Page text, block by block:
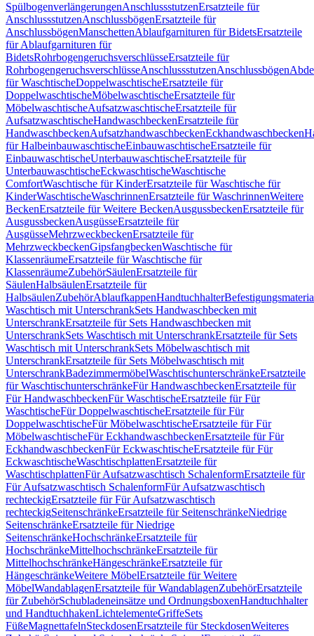
SpülbogenverlängerungenAnschlussstutzenErsatzteile für
AnschlussstutzenAnschlussbögenErsatzteile für
AnschlussbögenManschettenAblaufgarnituren für BidetsErsatzteile
für Ablaufgarnituren für
BidetsRohrbogengeruchsverschlüsseErsatzteile für
RohrbogengeruchsverschlüsseAnschlussstutzenAnschlussbögen
für WaschtischeDoppelwaschtischeErsatzteile für
DoppelwaschtischeMöbelwaschtischeErsatzteile für
MöbelwaschtischeAufsatzwaschtischeErsatzteile für
AufsatzwaschtischeHandwaschbeckenErsatzteile für
HandwaschbeckenAufsatzhandwaschbeckenEckhandwaschbecken
für HalbeinbauwaschtischeEinbauwaschtischeErsatzteile für
EinbauwaschtischeUnterbauwaschtischeErsatzteile für
UnterbauwaschtischeEckwaschtischeWaschtische
ComfortWaschtische für KinderErsatzteile für Waschtische für
KinderWaschtischeWaschrinnenErsatzteile für WaschrinnenWeitere
BeckenErsatzteile für Weitere BeckenAusgussbeckenErsatzteile für
AusgussbeckenAusgüsseErsatzteile für
AusgüsseMehrzweckbeckenErsatzteile für
MehrzweckbeckenGipsfangbeckenWaschtische für
KlassenräumeErsatzteile für Waschtische für
KlassenräumeZubehörSäulenErsatzteile für
SäulenHalbsäulenErsatzteile für
HalbsäulenZubehörAblaufkappenHandtuchhalter
Waschtisch mit UnterschrankSets Handwaschbecken mit
UnterschrankErsatzteile für Sets Handwaschbecken mit
UnterschrankSets Waschtisch mit UnterschrankErsatzteile für Sets
Waschtisch mit UnterschrankSets Möbelwaschtisch mit
UnterschrankErsatzteile für Sets Möbelwaschtisch mit
UnterschrankBadezimmermöbelWaschtischunterschränkeErsatzteile
für WaschtischunterschränkeFür HandwaschbeckenErsatzteile für
Für HandwaschbeckenFür WaschtischeErsatzteile für Für
WaschtischeFür DoppelwaschtischeErsatzteile für Für
DoppelwaschtischeFür MöbelwaschtischeErsatzteile für Für
MöbelwaschtischeFür EckhandwaschbeckenErsatzteile für Für
EckhandwaschbeckenFür EckwaschtischeErsatzteile für Für
EckwaschtischeWaschtischplattenErsatzteile für
WaschtischplattenFür Aufsatzwaschtisch SchalenformErsatzteile für
Für Aufsatzwaschtisch SchalenformFür Aufsatzwaschtisch
rechteckigErsatzteile für Für Aufsatzwaschtisch
rechteckigSeitenschränkeErsatzteile für SeitenschränkeNiedrige
SeitenschränkeErsatzteile für Niedrige
SeitenschränkeHochschränkeErsatzteile für
HochschränkeMittelhochschränkeErsatzteile für
MittelhochschränkeHängeschränkeErsatzteile für
HängeschränkeWeitere MöbelErsatzteile für Weitere
MöbelWandablagenErsatzteile für WandablagenZubehörErsatzteile
für ZubehörSchubladeneinsätze und OrdnungsboxenHandtuchhalter
und HandtuchhakenLichtelementeGriffeSets
FüßeMagnettafelnSteckdosenErsatzteile für SteckdosenWeiteres